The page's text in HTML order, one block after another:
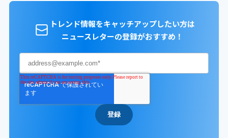
トレンド情報をキャッチアップしたい方は
ニュースレターの登録がおすすめ！